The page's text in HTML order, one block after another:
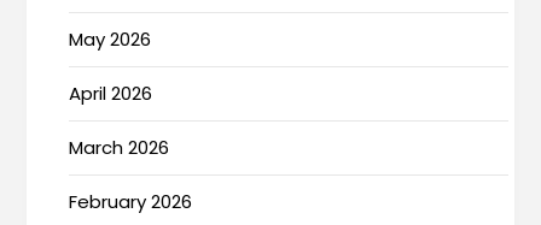
May 2026
April 2026
March 2026
February 2026